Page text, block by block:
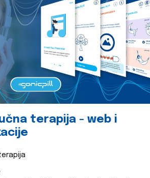
terapija - web i